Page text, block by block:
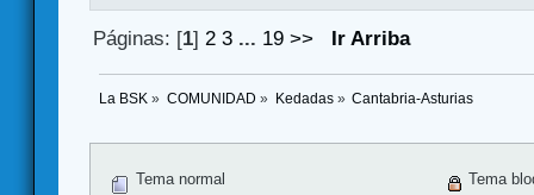
Páginas: [1] 2 3 ... 19 >> Ir Arriba
La BSK » COMUNIDAD » Kedadas» Cantabria-Asturias
Tema normal
Tema